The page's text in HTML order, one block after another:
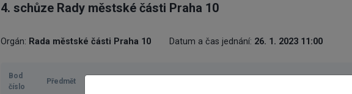
4. schůze Rady městské části Praha 10
Orgán: Rada městské části Praha 10 Datum a čas jednání: 26. 1. 2023 11:00
Bod
číslo
Předmět